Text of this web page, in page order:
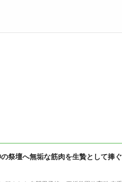
祭壇へ無垢な筋肉を生贄として捧ぐ